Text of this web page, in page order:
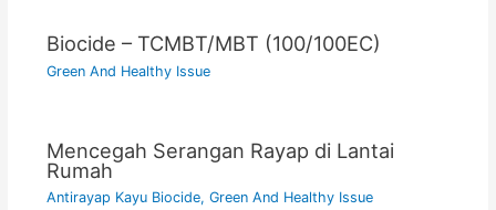
Biocide – TCMBT/MBT (100/100EC)
Green And Healthy Issue
Mencegah Serangan Rayap di Lantai
Rumah
Antirayap Kayu Biocide, Green And Healthy Issue